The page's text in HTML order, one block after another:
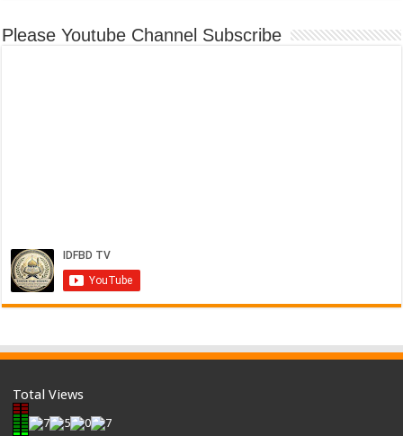
Please Youtube Channel Subscribe
Total Views